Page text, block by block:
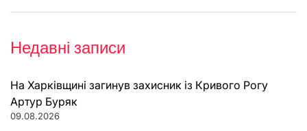
Недавні записи
На Харківщині загинув захисник із Кривого Рогу
Артур Буряк
09.08.2026